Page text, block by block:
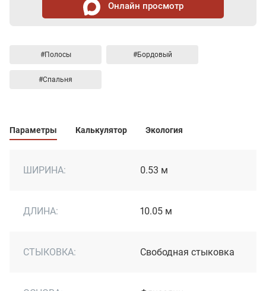
Онлайн просмотр
#Полосы #Бордовый
#Спальня
Параметры Калькулятор Экология
ШИРИНА: 0.53 м
ДЛИНА: 10.05 м
СТЫКОВКА: Свободная стыковка